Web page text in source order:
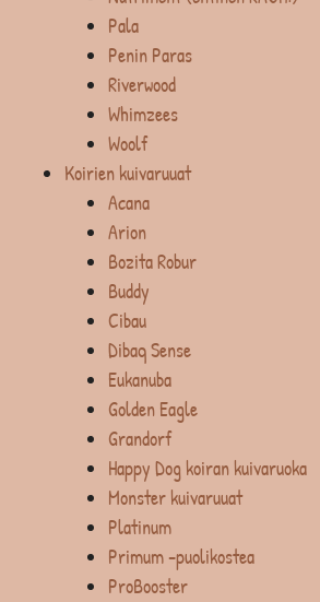
Pala
Penin Paras
Riverwood
Whimzees
Woolf
Koirien kuivaruuat
Acana
Arion
Bozita Robur
Buddy
Cibau
Dibaq Sense
Eukanuba
Golden Eagle
Grandorf
Happy Dog koiran kuivaruoka
Monster kuivaruuat
Platinum
Primum -puolikostea
ProBooster